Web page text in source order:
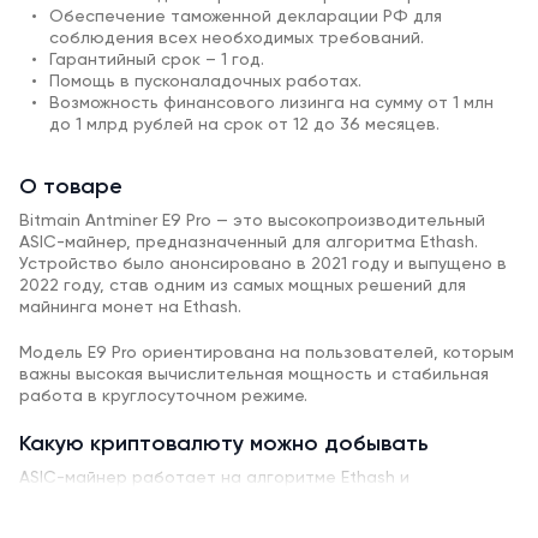
Обеспечение таможенной декларации РФ для
соблюдения всех необходимых требований.
Гарантийный срок – 1 год.
Помощь в пусконаладочных работах.
Возможность финансового лизинга на сумму от 1 млн
до 1 млрд рублей на срок от 12 до 36 месяцев.
О товаре
Bitmain Antminer E9 Pro — это высокопроизводительный
ASIC-майнер, предназначенный для алгоритма Ethash.
Устройство было анонсировано в 2021 году и выпущено в
2022 году, став одним из самых мощных решений для
майнинга монет на Ethash.
Модель E9 Pro ориентирована на пользователей, которым
важны высокая вычислительная мощность и стабильная
работа в круглосуточном режиме.
Какую криптовалюту можно добывать
ASIC-майнер работает на алгоритме Ethash и